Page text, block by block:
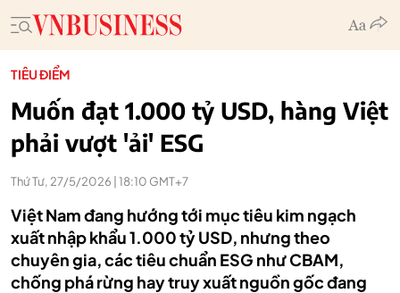
TIÊU ĐIỂM
Muốn đạt 1.000 tỷ USD, hàng Việt
phải vượt 'ải' ESG
Thứ Tư, 27/5/2026 | 18:10 GMT+7
Việt Nam đang hướng tới mục tiêu kim ngạch
xuất nhập khẩu 1.000 tỷ USD, nhưng theo
chuyên gia, các tiêu chuẩn ESG như CBAM,
chống phá rừng hay truy xuất nguồn gốc đang